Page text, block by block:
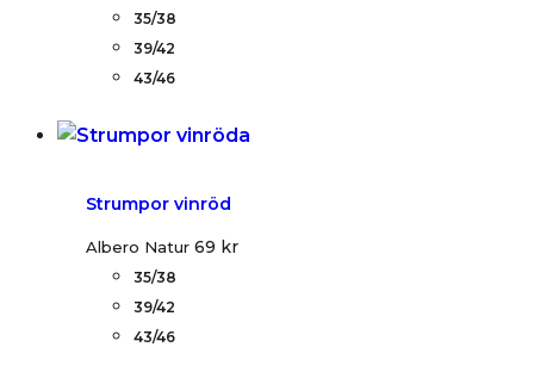
35/38
39/42
43/46
Strumpor vinröd
Albero Natur 69 kr
35/38
39/42
43/46